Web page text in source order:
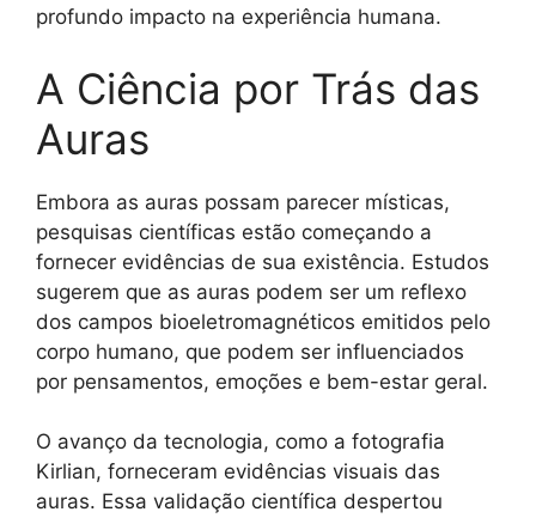
profundo impacto na experiência humana.
A Ciência por Trás das
Auras
Embora as auras possam parecer místicas,
pesquisas científicas estão começando a
fornecer evidências de sua existência. Estudos
sugerem que as auras podem ser um reflexo
dos campos bioeletromagnéticos emitidos pelo
corpo humano, que podem ser influenciados
por pensamentos, emoções e bem-estar geral.
O avanço da tecnologia, como a fotografia
Kirlian, forneceram evidências visuais das
auras. Essa validação científica despertou